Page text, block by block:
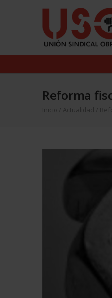
Reforma
Inicio Actualidad